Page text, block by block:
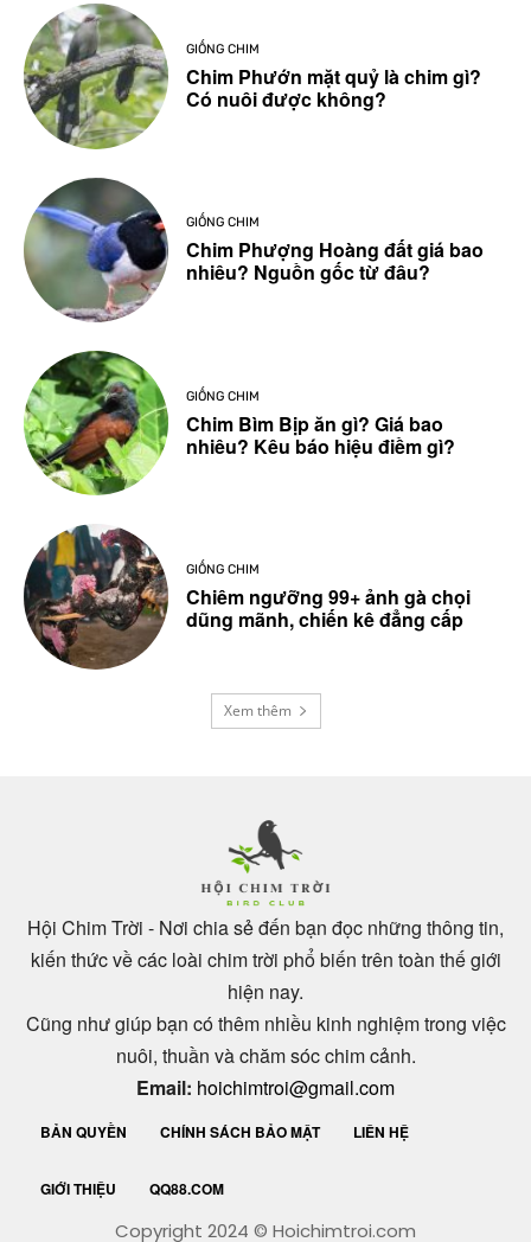
GIỐNG CHIM
Chim Phướn mặt quỷ là chim gì?
Có nuôi được không?
GIỐNG CHIM
Chim Phượng Hoàng đất giá bao
nhiêu? Nguồn gốc từ đâu?
GIỐNG CHIM
Chim Bìm Bịp ăn gì? Giá bao
nhiêu? Kêu báo hiệu điềm gì?
GIỐNG CHIM
Chiêm ngưỡng 99+ ảnh gà chọi
dũng mãnh, chiến kê đẳng cấp
Xem thêm
Hội Chim Trời - Nơi chia sẻ đến bạn đọc những thông tin,
kiến thức về các loài chim trời phổ biến trên toàn thế giới
hiện nay.
Cũng như giúp bạn có thêm nhiều kinh nghiệm trong việc
nuôi, thuần và chăm sóc chim cảnh.
Email: hoichimtroi@gmail.com
BẢN QUYỀN CHÍNH SÁCH BẢO MẬT LIÊN HỆ
GIỚI THIỆU QQ88.COM
Copyright 2024 © Hoichimtroi.com